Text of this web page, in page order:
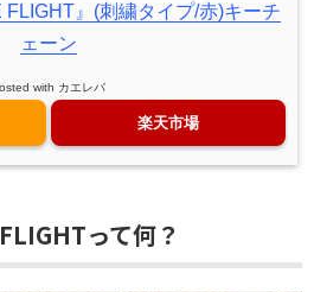
FLIGHT』(刺繍タイプ/赤)キーチ
ェーン
with カエレバ
楽天市場
って何？